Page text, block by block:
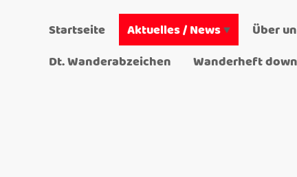
Startseite Aktuelles / News
Über
Dt. Wanderabzeichen